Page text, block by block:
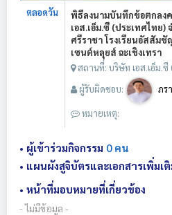
ตลอดวัน
พิธีลงนามบันทึกข้อตกลง
เอส.เอ็ม.ซี (ประเทศไทย
ศรีราชา โรงเรียนอัสสัมชั
เซนต์หลุยส์ ฉะเชิงเทรา
สถานที่: บริษัท เอส.เอ็ม.ซี
ผู้รับผิดชอบ:
ภร
หมายเหตุ:
• ผู้เข้าร่วมกิจกรรม 0 คน
• แผนผังสูจิบัตรและเอกสารเพิ่มเ
• หน้าที่มอบหมายที่เกี่ยวข้อง
- ไม่มีข้อมูล -